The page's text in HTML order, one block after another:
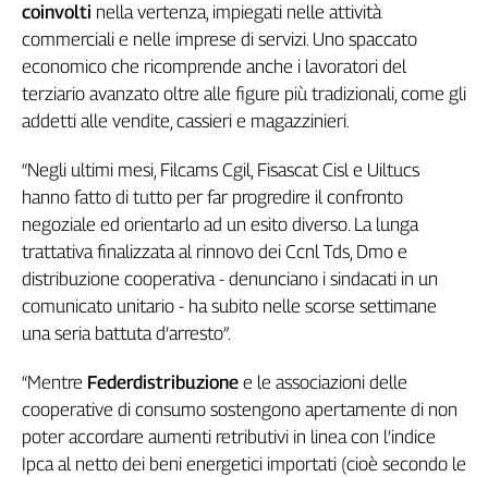
Collettiva
Talk
La
settimana
Collettiva
Sassolino
Linea
Economica
Tech
It
Idea
Diffusa
InFlai
coinvolti nella vertenza, impiegati nelle attività
commerciali e nelle imprese di servizi. Uno spaccato
economico che ricomprende anche i lavoratori del
terziario avanzato oltre alle figure più tradizionali, come gli
addetti alle vendite, cassieri e magazzinieri.
“Negli ultimi mesi, Filcams Cgil, Fisascat Cisl e Uiltucs
hanno fatto di tutto per far progredire il confronto
negoziale ed orientarlo ad un esito diverso. La lunga
trattativa finalizzata al rinnovo dei Ccnl Tds, Dmo e
distribuzione cooperativa - denunciano i sindacati in un
comunicato unitario - ha subito nelle scorse settimane
una seria battuta d’arresto”.
“Mentre Federdistribuzione e le associazioni delle
cooperative di consumo sostengono apertamente di non
poter accordare aumenti retributivi in linea con l’indice
Ipca al netto dei beni energetici importati (cioè secondo le